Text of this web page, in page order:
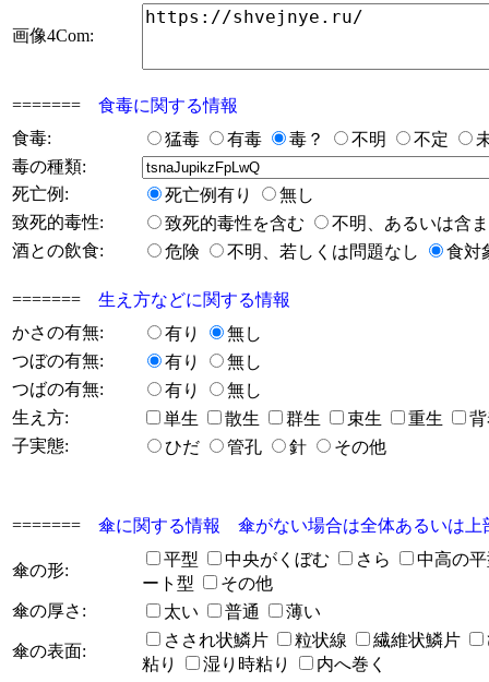
画像4Com:
======= 食毒に関する情報
食毒:
猛毒 有毒 毒？ 不明 不定
毒の種類:
死亡例:
死亡例有り
無し
致死的毒性:
致死的毒性を含む
不明、あるいは含
酒との飲食:
危険 不明、若しくは問題なし 食対
======= 生え方などに関する情報
かさの有無:
有り
無し
つぼの有無:
有り
無し
つばの有無:
有り
無し
生え方:
単生 散生 群生 束生 重生
子実態:
ひだ 管孔 針 その他
======= 傘に関する情報 傘がない場合は全体あるいは上
傘の形:
平型 中央がくぼむ さら
中高の
ート型
その他
傘の厚さ:
太い 普通 薄い
傘の表面:
さされ状鱗片 粒状線 繊維状鱗片
粘り
湿り時粘り 内へ巻く